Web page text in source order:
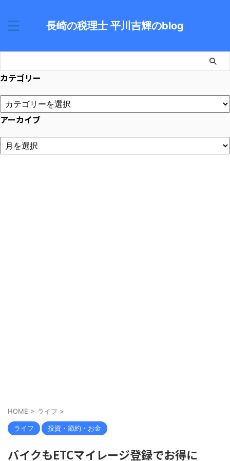
長崎の税理士 平川吉輝のblog
カテゴリー
アーカイブ
HOME > ライフ >
ライフ 投資・節約・お金
バイクもETCマイレージ登録でお得に